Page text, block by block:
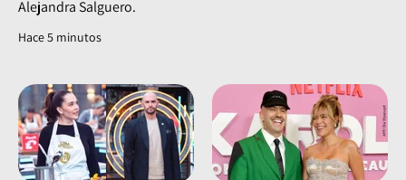
Alejandra Salguero.
Hace 5 minutos